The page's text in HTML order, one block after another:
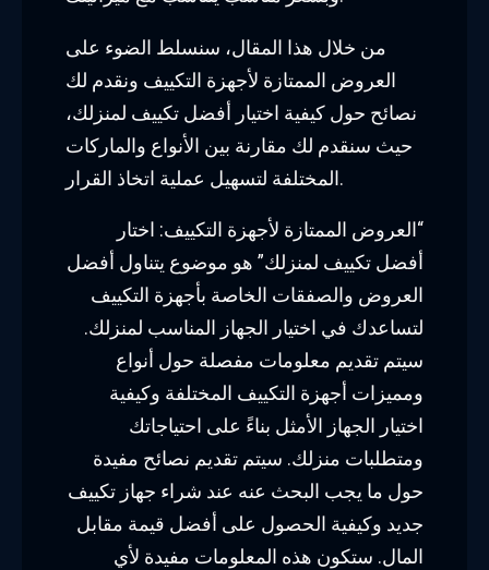
من خلال هذا المقال، سنسلط الضوء على
العروض الممتازة لأجهزة التكييف ونقدم لك
نصائح حول كيفية اختيار أفضل تكييف لمنزلك،
حيث سنقدم لك مقارنة بين الأنواع والماركات
المختلفة لتسهيل عملية اتخاذ القرار.
“العروض الممتازة لأجهزة التكييف: اختار
أفضل تكييف لمنزلك” هو موضوع يتناول أفضل
العروض والصفقات الخاصة بأجهزة التكييف
لتساعدك في اختيار الجهاز المناسب لمنزلك.
سيتم تقديم معلومات مفصلة حول أنواع
ومميزات أجهزة التكييف المختلفة وكيفية
اختيار الجهاز الأمثل بناءً على احتياجاتك
ومتطلبات منزلك. سيتم تقديم نصائح مفيدة
حول ما يجب البحث عنه عند شراء جهاز تكييف
جديد وكيفية الحصول على أفضل قيمة مقابل
المال. ستكون هذه المعلومات مفيدة لأي